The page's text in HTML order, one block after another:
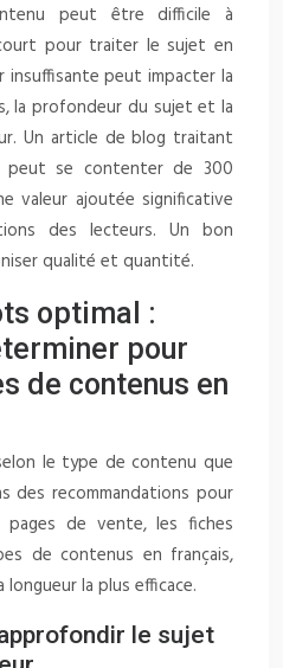
peut être difficile à
pour traiter le sujet en
insuffisante peut impacter la
la profondeur du sujet et la
Un article de blog traitant
peut se contenter de 300
valeur ajoutée significative
des lecteurs. Un bon
qualité et quantité.
optimal :
pour
de contenus en
le type de contenu que
des recommandations pour
de vente, les fiches
de contenus en français,
la plus efficace.
le sujet